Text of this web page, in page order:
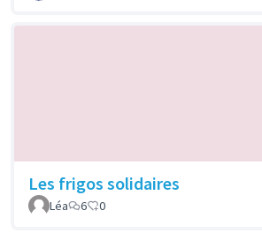
Les frigos solidaires
Léa
6 0